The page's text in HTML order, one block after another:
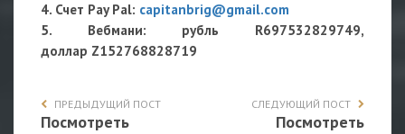
4. Счет Pay Pal: capitanbrig@gmail.com
5. Вебмани: рубль R697532829749,
доллар Z152768828719
ПРЕДЫДУЩИЙ ПОСТ
Посмотреть
СЛЕДУЮЩИЙ ПОСТ
Посмотреть